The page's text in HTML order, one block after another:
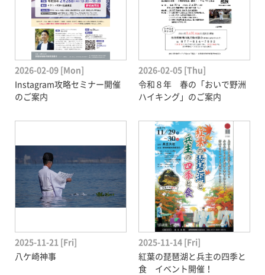
2026-02-09 [Mon]
Instagram攻略セミナー開催
のご案内
2026-02-05 [Thu]
令和８年 春の「おいで野洲
ハイキング」のご案内
2025-11-21 [Fri]
八ケ崎神事
2025-11-14 [Fri]
紅葉の琵琶湖と兵主の四季と
食 イベント開催！